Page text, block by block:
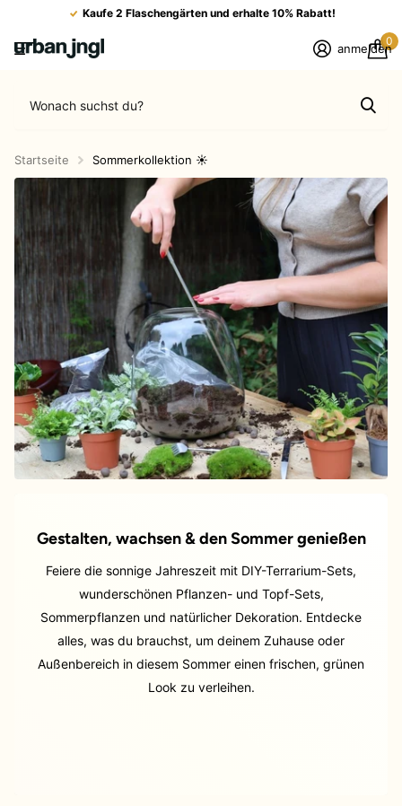
Kaufe 2 Flaschengärten und erhalte 10% Rabatt!
anmelden
0
Startseite Sommerkollektion ☀️
Gestalten, wachsen & den Sommer genießen
Feiere die sonnige Jahreszeit mit DIY-Terrarium-Sets,
wunderschönen Pflanzen- und Topf-Sets,
Sommerpflanzen und natürlicher Dekoration. Entdecke
alles, was du brauchst, um deinem Zuhause oder
Außenbereich in diesem Sommer einen frischen, grünen
Look zu verleihen.